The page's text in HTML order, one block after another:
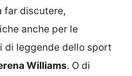
far discutere,
anche per le
di leggende dello sport
Williams. O di